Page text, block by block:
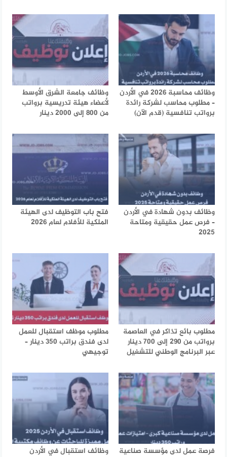
وظائف محاسبة 2026 في الأردن
– مطلوب محاسب لشركة رائدة
برواتب تنافسية (قدم الآن)
وظائف جامعة الشرق الأوسط
لأعضاء هيئة تدريسية برواتب
من 800 إلى 2000 دينار
وظائف بدون شهادة في الأردن
– فرص عمل حقيقية ومتاحة
2025
فتح باب التوظيف لدى الهيئة
الملكية للأفلام لعام 2026
مطلوب بائع تذاكر في العاصمة
برواتب من 290 إلى 700 دينار
عبر البرنامج الوطني للتشغيل
مطلوب موظف استقبال للعمل
لدى فندق براتب 350 دينار –
توجيهي
فرصة عمل لدى مؤسسة صناعية
وظائف استقبال في الأردن